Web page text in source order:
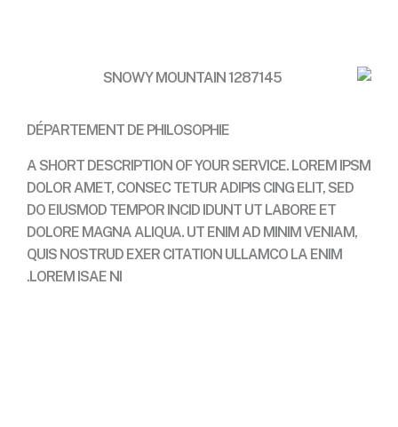
DÉPARTEMENT DE PHILOSOPHIE
A SHORT DESCRIPTION OF YOUR SERVICE. LOREM IPSM
DOLOR AMET, CONSEC TETUR ADIPIS CING ELIT, SED
DO EIUSMOD TEMPOR INCID IDUNT UT LABORE ET
DOLORE MAGNA ALIQUA. UT ENIM AD MINIM VENIAM,
QUIS NOSTRUD EXER CITATION ULLAMCO LA ENIM
LOREM ISAE NI.